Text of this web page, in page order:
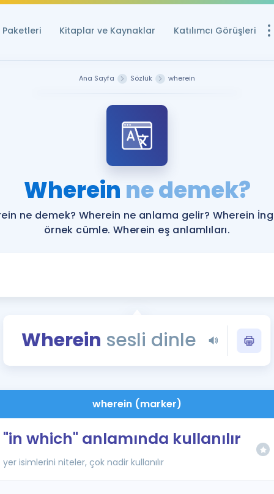
Paketleri Kitaplar ve Kaynaklar Katılımcı Görüşleri
YDS ve YÖKDİL
Rehberlik Aracı
YDS ve YÖKDİL'e
Tüm ÖSYM
YDS - YÖKDİL
İngilizce Gramer
Ana Sayfa Sözlük wherein
Wherein ne demek?
ne demek? Wherein ne anlama gelir? Wherein
örnek cümle. Wherein eş anlamlıları.
Wherein sesli dinle
wherein (marker)
"in which" anlamında kullanılır
yer isimlerini niteler, çok nadir kullanılır